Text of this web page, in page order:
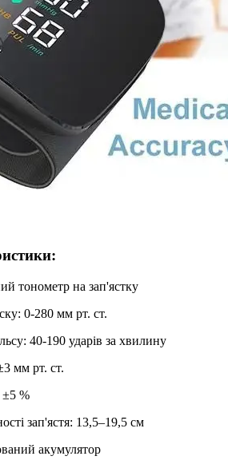
тонометр на зап'ястку
0-280 мм рт. ст.
40-190 ударів за хвилину
мм рт. ст.
±5 %
зап'ястя: 13,5–19,5 см
акумулятор